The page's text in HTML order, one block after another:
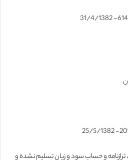
ترازنامه و حساب سود و زیان تسلیم نشده و